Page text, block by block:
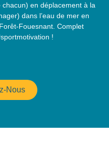
en déplacement à la
dans l’eau de mer en
Fouesnant. Complet
!
Nous